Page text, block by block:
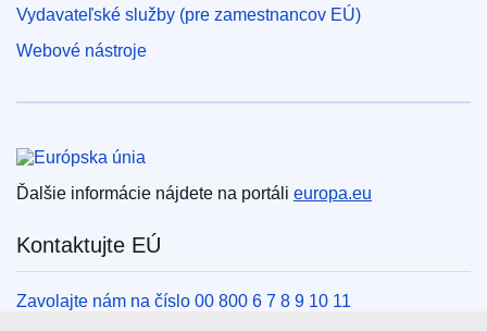
Vydavateľské služby (pre zamestnancov EÚ)
Webové nástroje
Ďalšie informácie nájdete na portáli europa.eu
Kontaktujte EÚ
Zavolajte nám na číslo 00 800 6 7 8 9 10 11